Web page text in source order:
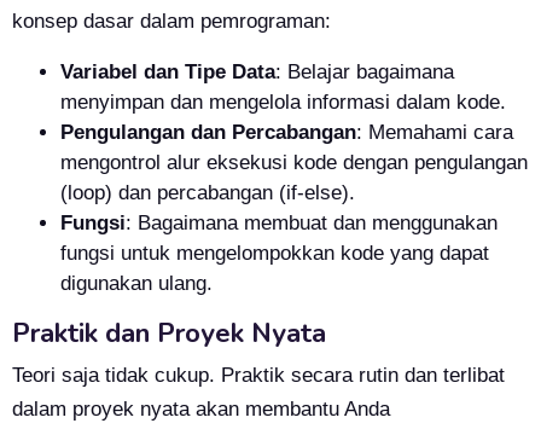
konsep dasar dalam pemrograman:
Variabel dan Tipe Data: Belajar bagaimana
menyimpan dan mengelola informasi dalam kode.
Pengulangan dan Percabangan: Memahami cara
mengontrol alur eksekusi kode dengan pengulangan
(loop) dan percabangan (if-else).
Fungsi: Bagaimana membuat dan menggunakan
fungsi untuk mengelompokkan kode yang dapat
digunakan ulang.
Praktik dan Proyek Nyata
Teori saja tidak cukup. Praktik secara rutin dan terlibat
dalam proyek nyata akan membantu Anda